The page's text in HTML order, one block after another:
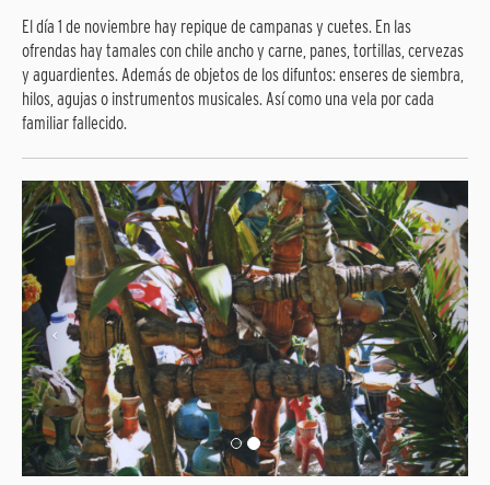
El día 1 de noviembre hay repique de campanas y cuetes. En las
ofrendas hay tamales con chile ancho y carne, panes, tortillas, cervezas
y aguardientes. Además de objetos de los difuntos: enseres de siembra,
hilos, agujas o instrumentos musicales. Así como una vela por cada
familiar fallecido.